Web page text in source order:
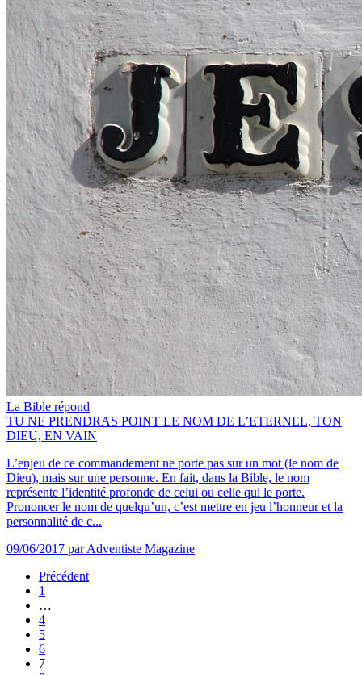
La Bible répond
TU NE PRENDRAS POINT LE NOM DE L’ETERNEL, TON
DIEU, EN VAIN
L’enjeu de ce commandement ne porte pas sur un mot (le nom de
Dieu), mais sur une personne. En fait, dans la Bible, le nom
représente l’identité profonde de celui ou celle qui le porte.
Prononcer le nom de quelqu’un, c’est mettre en jeu l’honneur et la
personnalité de c...
09/06/2017 par Adventiste Magazine
Précédent
1
…
4
5
6
7